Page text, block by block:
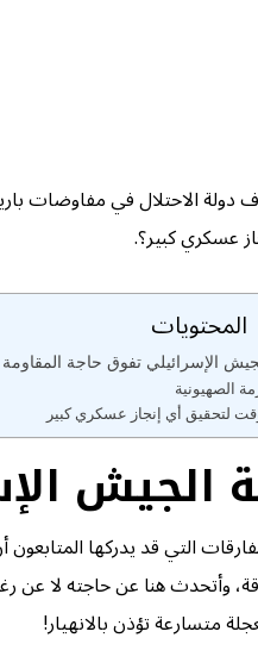
الاحتلال في مفاوضات
عسكري كبير؟.
المحتويات
الإسرائيلي تفوق حاجة المقاومة
الصهيونية
لتحقيق أي إنجاز عسكري كبير
الجيش
التي قد يدركها
وأتحدث هنا عن حاجته لا عن
متسارعة تؤذن بالانهيار!